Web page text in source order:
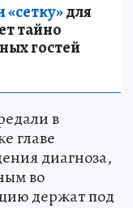
для
тайно
гостей
в
главе
диагноза,
во
держат под